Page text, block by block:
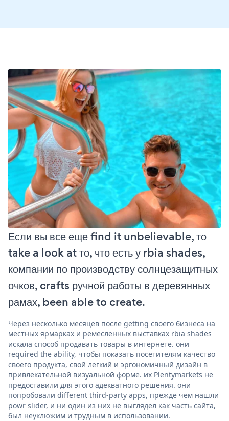
Если вы все еще find it unbelievable, то
take a look at то, что есть у rbia shades,
компании по производству солнцезащитных
очков, crafts ручной работы в деревянных
рамах, been able to create.
Через несколько месяцев после getting своего бизнеса на
местных ярмарках и ремесленных выставках rbia shades
искала способ продавать товары в интернете. они
required the ability, чтобы показать посетителям качество
своего продукта, свой легкий и эргономичный дизайн в
привлекательной визуальной форме. их Plentymarkets не
предоставили для этого адекватного решения. они
попробовали different third-party apps, прежде чем нашли
powr slider, и ни один из них не выглядел как часть сайта,
был неуклюжим и трудным в использовании.